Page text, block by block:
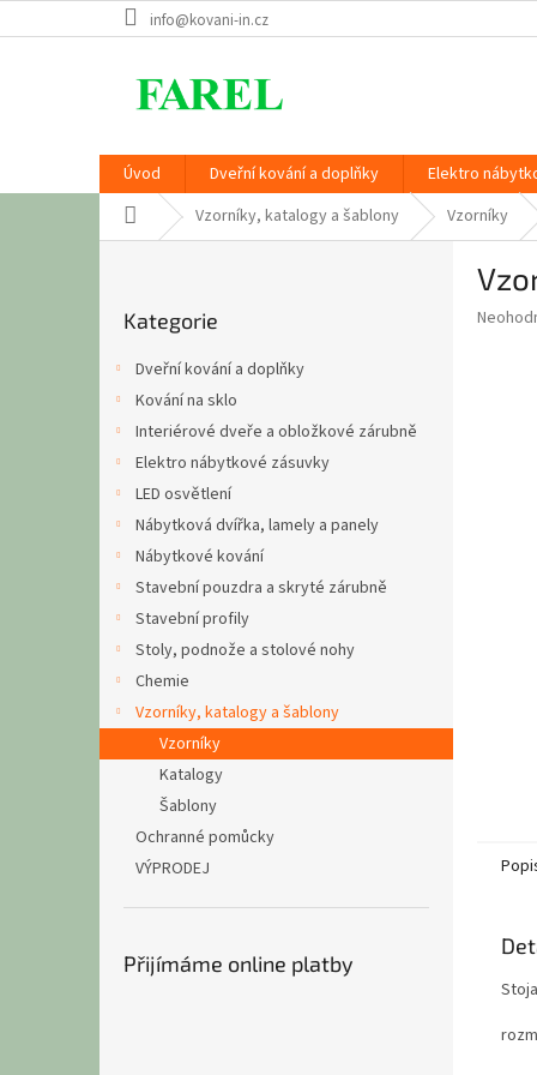
na
info@kovani-in.cz
Úvod Dveřní kování a doplňky Elektro
Domů Vzorníky, katalogy a šablony Vzorníky
kategorie
Kategorie
Dveřní kování a doplňky
Kování na sklo
Interiérové dveře a obložkové zárubně
Elektro nábytkové zásuvky
LED osvětlení
Nábytková dvířka, lamely a panely
Nábytkové kování
Stavební pouzdra a skryté zárubně
Stavební profily
Stoly, podnože a stolové nohy
Chemie
Vzorníky, katalogy a šablony
Vzorníky
Katalogy
Šablony
Ochranné pomůcky
VÝPRODEJ
Přijímáme online platby